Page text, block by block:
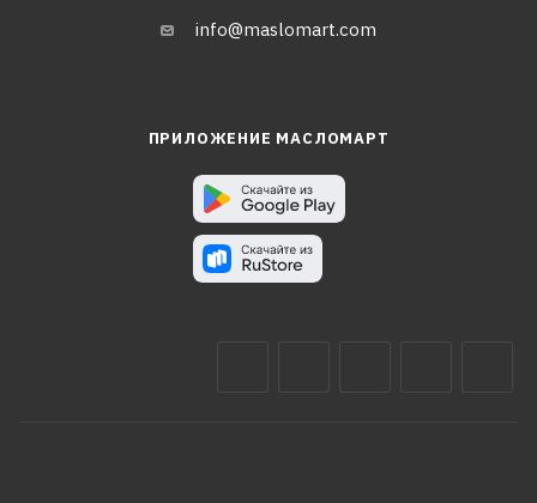
info@maslomart.com
ПРИЛОЖЕНИЕ МАСЛОМАРТ